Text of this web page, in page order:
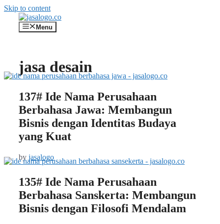
Skip to content
Menu
jasa desain
137# Ide Nama Perusahaan
Berbahasa Jawa: Membangun
Bisnis dengan Identitas Budaya
yang Kuat
by jasalogo
135# Ide Nama Perusahaan
Berbahasa Sanskerta: Membangun
Bisnis dengan Filosofi Mendalam